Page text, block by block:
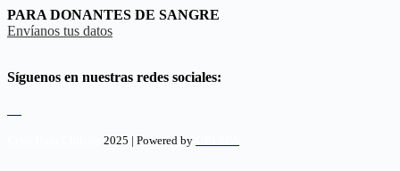
PARA DONANTES DE SANGRE
Envíanos tus datos
Síguenos en nuestras redes sociales:
2025 | Powered by